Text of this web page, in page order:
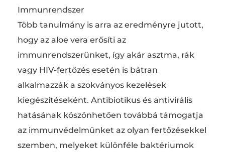
Immunrendszer
Több tanulmány is arra az eredményre jutott,
hogy az aloe vera erősíti az
immunrendszerünket, így akár asztma, rák
vagy HIV-fertőzés esetén is bátran
alkalmazzák a szokványos kezelések
kiegészítéseként. Antibiotikus és antivirális
hatásának köszönhetően továbbá támogatja
az immunvédelmünket az olyan fertőzésekkel
szemben, melyeket különféle baktériumok